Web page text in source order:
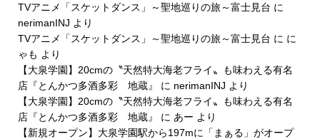
TVアニメ「スケットダンス」～聖地巡りの旅～富士見台 に
nerimanINJ より
TVアニメ「スケットダンス」～聖地巡りの旅～富士見台 に に
ゃも より
【大泉学園】20cmの〝天然特大海老フライ〟も味わえる有名
店『とんかつ多酒多彩 地蔵』
に nerimanINJ より
【大泉学園】20cmの〝天然特大海老フライ〟も味わえる有名
店『とんかつ多酒多彩 地蔵』
に あー より
【新規オープン】大泉学園駅から197mに「まぁる」がオープ